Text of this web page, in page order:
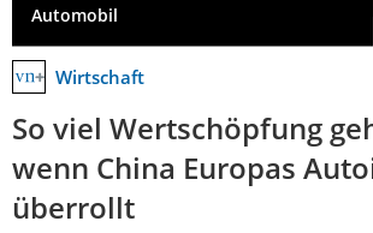
Automobil
Wirtschaft
So viel Wertschöpfung
wenn China Europas
überrollt